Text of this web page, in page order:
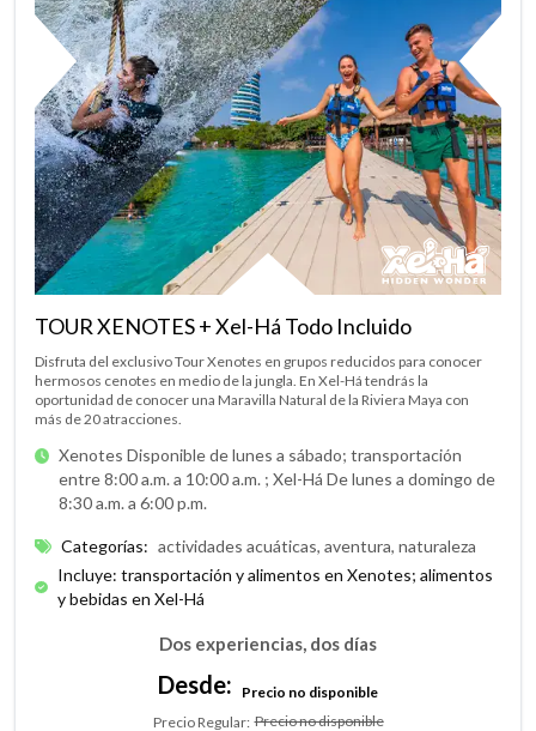
TOUR XENOTES + Xel-Há Todo Incluido
Disfruta del exclusivo Tour Xenotes en grupos reducidos para conocer
hermosos cenotes en medio de la jungla. En Xel-Há tendrás la
oportunidad de conocer una Maravilla Natural de la Riviera Maya con
más de 20 atracciones.
Xenotes Disponible de lunes a sábado; transportación
entre 8:00 a.m. a 10:00 a.m. ;Xel-Há De lunes a domingo de
8:30 a.m. a 6:00 p.m.
Categorías: actividades acuáticas, aventura, naturaleza
Incluye: transportación y alimentos en Xenotes; alimentos
y bebidas en Xel-Há
Dos experiencias, dos días
Desde:
Precio no disponible
Precio Regular:Precio no disponible